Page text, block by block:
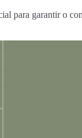
para garantir o